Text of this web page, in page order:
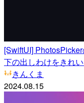
[SwiftUI]
下の出しわけをきれ
きんくま
2024.08.15